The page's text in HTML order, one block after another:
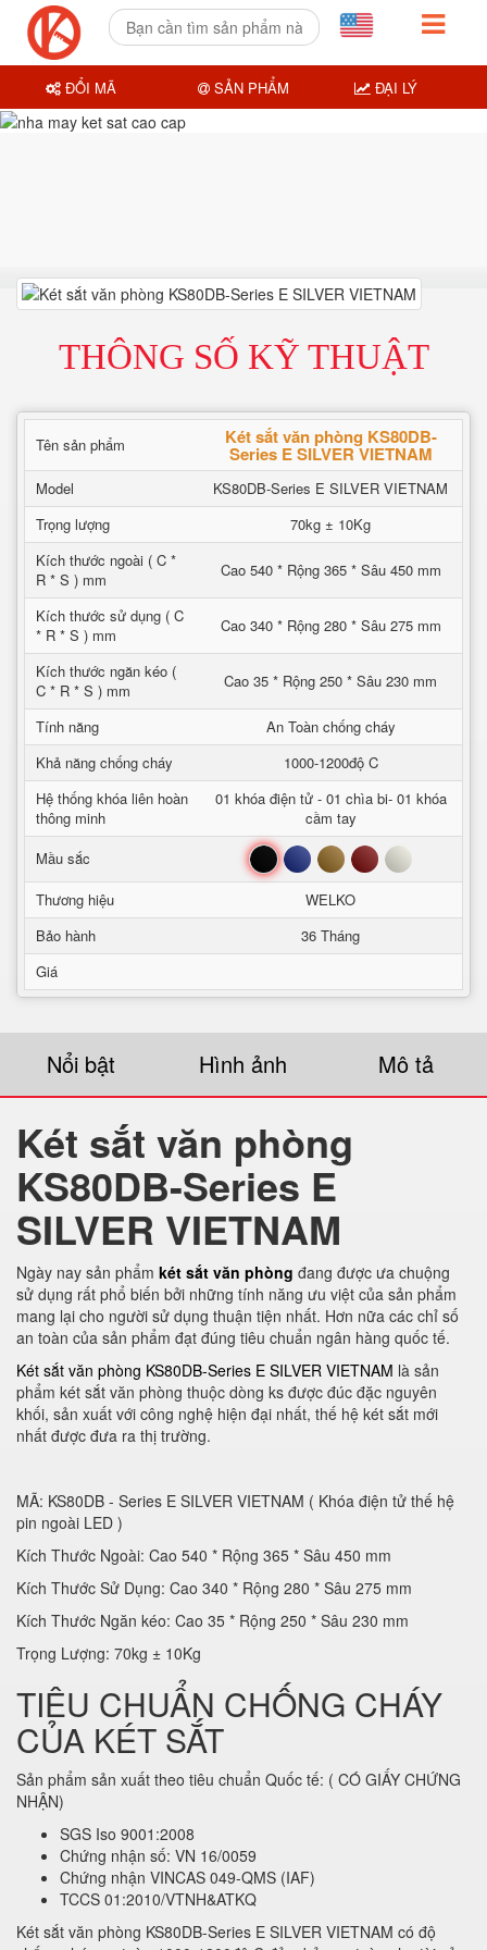
THÔNG SỐ KỸ THUẬT
Tên sản phẩm Két sắt văn phòng KS80DB-
Series E SILVER VIETNAM
Model
KS80DB-Series E SILVER VIETNAM
Trọng lượng
70kg ± 10Kg
Kích thước ngoài ( C *
R * S ) mm
Cao 540 * Rộng 365 * Sâu 450 mm
Kích thước sử dụng ( C
* R * S ) mm
Cao 340 * Rộng 280 * Sâu 275 mm
Kích thước ngăn kéo (
C * R * S ) mm
Cao 35 * Rộng 250 * Sâu 230 mm
Tính năng
An Toàn chống cháy
Khả năng chống cháy
1000-1200độ C
Hệ thống khóa liên hoàn
thông minh
01 khóa điện tử - 01 chìa bi- 01 khóa
cầm tay
Mầu sắc
Đen Xanh Nâu Đỏ Trắng
Thương hiệu
WELKO
Bảo hành
36 Tháng
Giá
Nổi bật Hình ảnh Mô tả
Két sắt văn phòng
KS80DB-Series E
SILVER VIETNAM
Ngày nay sản phẩm két sắt văn phòng đang được ưa chuộng
sử dụng rất phổ biến bởi những tính năng ưu việt của sản phẩm
mang lại cho người sử dụng thuận tiện nhất. Hơn nữa các chỉ số
an toàn của sản phẩm đạt đúng tiêu chuẩn ngân hàng quốc tế.
Két sắt văn phòng KS80DB-Series E SILVER VIETNAM là sản
phẩm két sắt văn phòng thuộc dòng ks được đúc đặc nguyên
khối, sản xuất với công nghệ hiện đại nhất, thế hệ két sắt mới
nhất được đưa ra thị trường.
MÃ: KS80DB - Series E SILVER VIETNAM ( Khóa điện tử thế hệ
pin ngoài LED )
Kích Thước Ngoài: Cao 540 * Rộng 365 * Sâu 450 mm
Kích Thước Sử Dụng: Cao 340 * Rộng 280 * Sâu 275 mm
Kích Thước Ngăn kéo: Cao 35 * Rộng 250 * Sâu 230 mm
Trọng Lượng: 70kg ± 10Kg
TIÊU CHUẨN CHỐNG CHÁY
CỦA KÉT SẮT
Sản phẩm sản xuất theo tiêu chuẩn Quốc tế: ( CÓ GIẤY CHỨNG
NHẬN)
SGS Iso 9001:2008
Chứng nhận số: VN 16/0059
Chứng nhận VINCAS 049-QMS (IAF)
TCCS 01:2010/VTNH&ATKQ
Két sắt văn phòng KS80DB-Series E SILVER VIETNAM có độ
ĐỔI MÃ SẢN PHẨM ĐẠI LÝ